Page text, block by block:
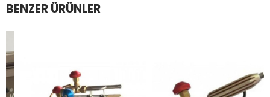
BENZER ÜRÜNLER